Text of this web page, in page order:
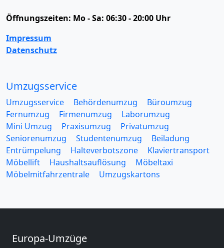
Öffnungszeiten: Mo - Sa: 06:30 - 20:00 Uhr
Impressum
Datenschutz
Umzugsservice
Umzugsservice Behördenumzug
Büroumzug
Fernumzug
Firmenumzug
Laborumzug
Mini Umzug
Praxisumzug
Privatumzug
Seniorenumzug
Studentenumzug
Beiladung
Entrümpelung
Halteverbotszone
Klaviertransport
Möbellift
Haushaltsauflösung
Möbeltaxi
Möbelmitfahrzentrale
Umzugskartons
Europa-Umzüge